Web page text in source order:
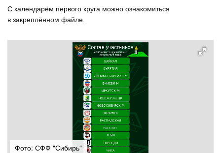
С календарём первого круга можно ознакомиться
в закреплённом файле.
Фото: СФФ "Сибирь"